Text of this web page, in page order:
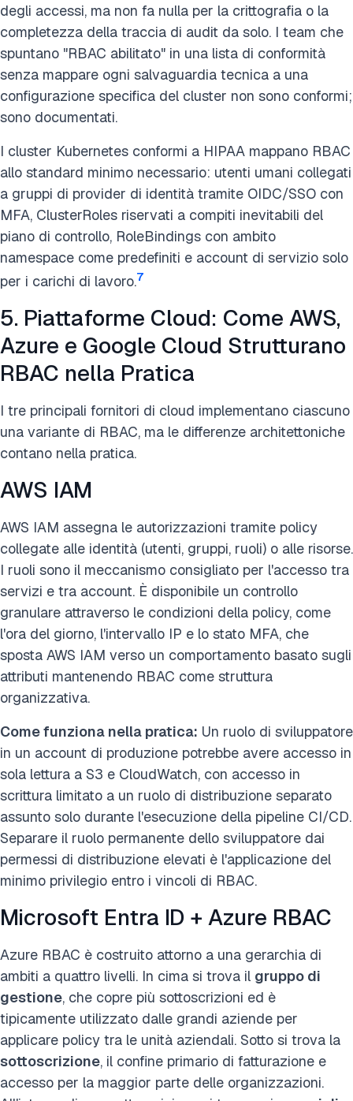
degli accessi, ma non fa nulla per la crittografia o la
completezza della traccia di audit da solo. I team che
spuntano "RBAC abilitato" in una lista di conformità
senza mappare ogni salvaguardia tecnica a una
configurazione specifica del cluster non sono conformi;
sono documentati.
I cluster Kubernetes conformi a HIPAA mappano RBAC
allo standard minimo necessario: utenti umani collegati
a gruppi di provider di identità tramite OIDC/SSO con
MFA, ClusterRoles riservati a compiti inevitabili del
piano di controllo, RoleBindings con ambito
namespace come predefiniti e account di servizio solo
per i carichi di lavoro.7
5. Piattaforme Cloud: Come AWS,
Azure e Google Cloud Strutturano
RBAC nella Pratica
I tre principali fornitori di cloud implementano ciascuno
una variante di RBAC, ma le differenze architettoniche
contano nella pratica.
AWS IAM
AWS IAM assegna le autorizzazioni tramite policy
collegate alle identità (utenti, gruppi, ruoli) o alle risorse.
I ruoli sono il meccanismo consigliato per l'accesso tra
servizi e tra account. È disponibile un controllo
granulare attraverso le condizioni della policy, come
l'ora del giorno, l'intervallo IP e lo stato MFA, che
sposta AWS IAM verso un comportamento basato sugli
attributi mantenendo RBAC come struttura
organizzativa.
Come funziona nella pratica: Un ruolo di sviluppatore
in un account di produzione potrebbe avere accesso in
sola lettura a S3 e CloudWatch, con accesso in
scrittura limitato a un ruolo di distribuzione separato
assunto solo durante l'esecuzione della pipeline CI/CD.
Separare il ruolo permanente dello sviluppatore dai
permessi di distribuzione elevati è l'applicazione del
minimo privilegio entro i vincoli di RBAC.
Microsoft Entra ID + Azure RBAC
Azure RBAC è costruito attorno a una gerarchia di
ambiti a quattro livelli. In cima si trova il gruppo di
gestione, che copre più sottoscrizioni ed è
tipicamente utilizzato dalle grandi aziende per
applicare policy tra le unità aziendali. Sotto si trova la
sottoscrizione, il confine primario di fatturazione e
accesso per la maggior parte delle organizzazioni.